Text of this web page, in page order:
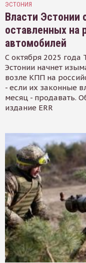
ЭСТОНИЯ
Власти Эстонии
оставленных на
автомобилей
С октября 2025
Эстонии начнет
возле КПП на
- если их законные
месяц - продавать.
издание ERR